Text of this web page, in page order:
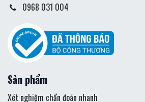
0968 031 004
Sản phẩm
Xét nghiệm chẩn đoán nhanh